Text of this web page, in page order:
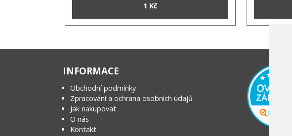
1 Kč
INFORMACE
Obchodní podmínky
Zpracování a ochrana osobních údajů
Jak nakupovat
O nás
Kontakt